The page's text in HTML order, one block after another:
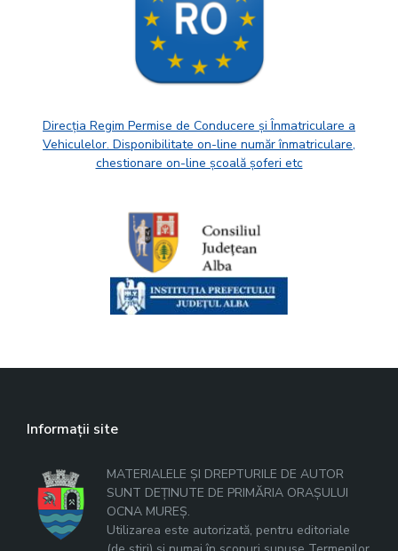
Direcția Regim Permise de Conducere și Înmatriculare a
Vehiculelor. Disponibilitate on-line număr înmatriculare,
chestionare on-line școală șoferi etc
Informații site
MATERIALELE ȘI DREPTURILE DE AUTOR
SUNT DEȚINUTE DE PRIMĂRIA ORAȘULUI
OCNA MUREȘ.
Utilizarea este autorizată, pentru editoriale